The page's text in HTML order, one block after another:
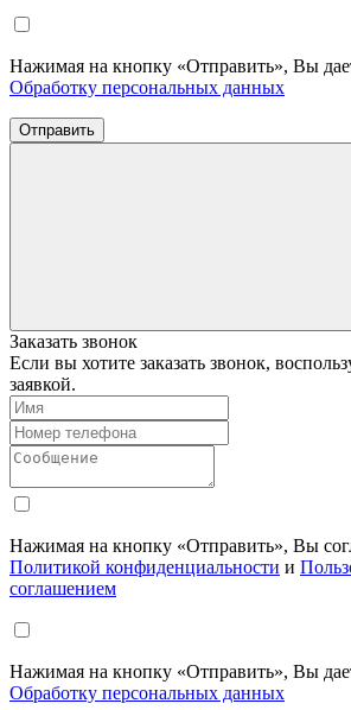
Нажимая на кнопку «Отправить», Вы
Обработку персональных данных
Отправить
Заказать звонок
Если вы хотите заказать звонок,
заявкой.
Нажимая на кнопку «Отправить», Вы
Политикой конфиденциальности и
соглашением
Нажимая на кнопку «Отправить», Вы
Обработку персональных данных